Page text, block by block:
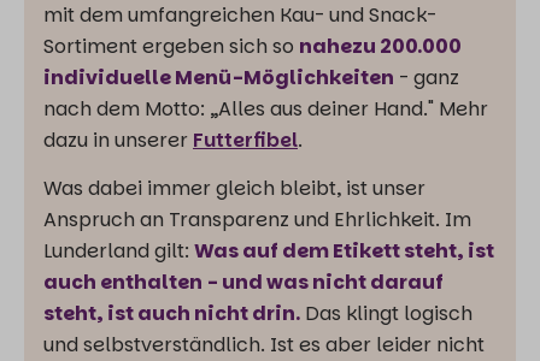
mit dem umfangreichen Kau- und Snack-
Sortiment ergeben sich so nahezu 200.000
individuelle Menü-Möglichkeiten - ganz
nach dem Motto: „Alles aus deiner Hand." Mehr
dazu in unserer Futterfibel.
Was dabei immer gleich bleibt, ist unser
Anspruch an Transparenz und Ehrlichkeit. Im
Lunderland gilt: Was auf dem Etikett steht, ist
auch enthalten - und was nicht darauf
steht, ist auch nicht drin. Das klingt logisch
und selbstverständlich. Ist es aber leider nicht